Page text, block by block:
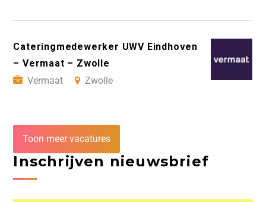
Cateringmedewerker UWV Eindhoven
– Vermaat – Zwolle
Vermaat
Zwolle
Toon meer vacatures
Inschrijven nieuwsbrief